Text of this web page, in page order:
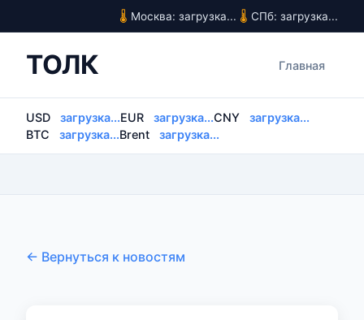
Москва: загрузка... СПб: загрузка...
ТОЛК Главная
USD загрузка...EUR загрузка...CNY
загрузка...
BTC
загрузка...Brent загрузка...
← Вернуться к новостям